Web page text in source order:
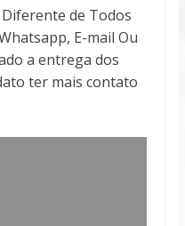
de Todos
E-mail Ou
a entrega dos
ter mais contato